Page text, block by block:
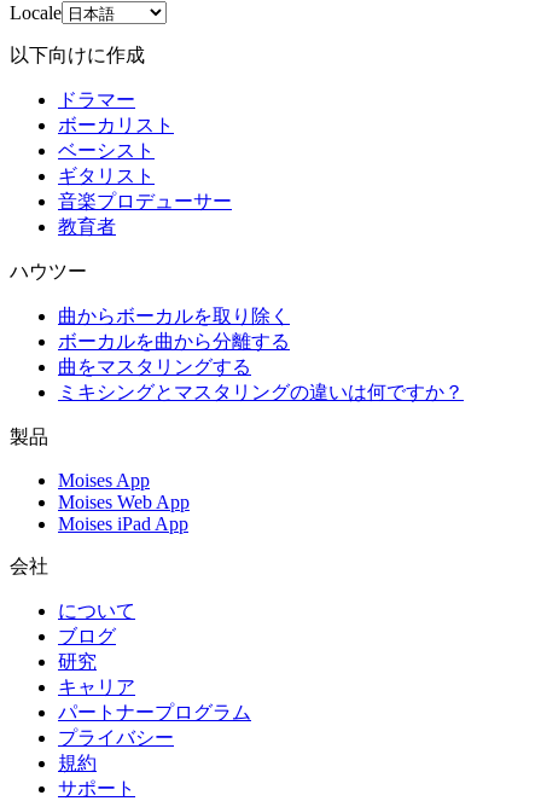
Locale
以下向けに作成
ドラマー
ボーカリスト
ベーシスト
ギタリスト
音楽プロデューサー
教育者
ハウツー
曲からボーカルを取り除く
ボーカルを曲から分離する
曲をマスタリングする
ミキシングとマスタリングの違いは何ですか？
製品
Moises App
Moises Web App
Moises iPad App
会社
について
ブログ
研究
キャリア
パートナープログラム
プライバシー
規約
サポート